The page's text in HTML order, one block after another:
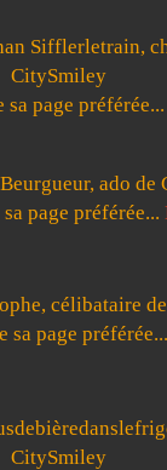
Sifflerletrain,
CitySmiley
sa page préférée...
ado de
page préférée...
célibataire
sa page préférée...
CitySmiley